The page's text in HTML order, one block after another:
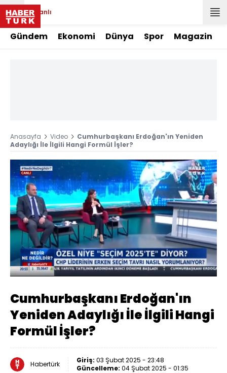
Canlı
Gündem Ekonomi Dünya Spor Magazin
Anasayfa Video
Cumhurbaşkanı Erdoğan'ın Yeniden
Adaylığı İle İlgili Hangi Formül İşler?
Sesi
Aç
Yüklendi:
4.37%
Oynatma
Hızı
Cumhurbaşkanı Erdoğan'ın
Yeniden Adaylığı İle İlgili Hangi
Formül İşler?
Habertürk Giriş: 03 Şubat 2025 - 23:48
Güncelleme: 04 Şubat 2025 - 01:35